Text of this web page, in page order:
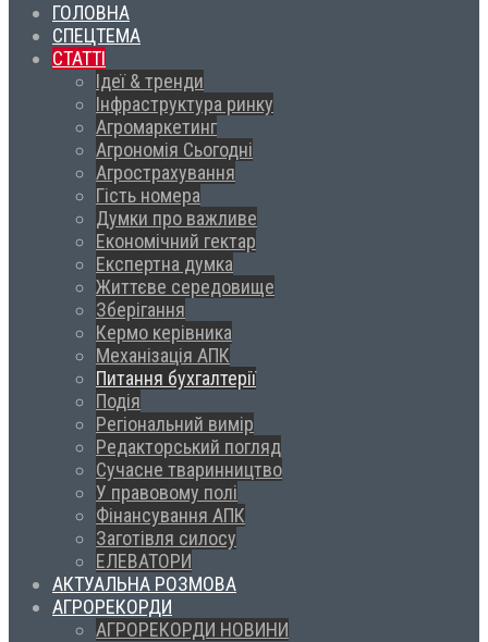
ГОЛОВНА
СПЕЦТЕМА
СТАТТІ
Ідеї & тренди
Інфраструктура ринку
Агромаркетинг
Агрономія Сьогодні
Агрострахування
Гість номера
Думки про важливе
Економічний гектар
Експертна думка
Життєве середовище
Зберігання
Кермо керівника
Механізація АПК
Питання бухгалтерії
Подія
Регіональний вимір
Редакторський погляд
Сучасне тваринництво
У правовому полі
Фінансування АПК
Заготівля силосу
ЕЛЕВАТОРИ
АКТУАЛЬНА РОЗМОВА
АГРОРЕКОРДИ
АГРОРЕКОРДИ НОВИНИ